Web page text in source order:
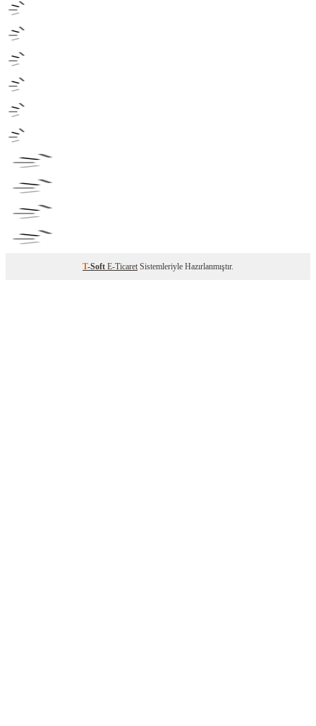
T-Soft E-Ticaret Sistemleriyle Hazırlanmıştır.